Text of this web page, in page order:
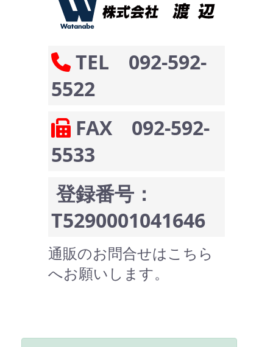
TEL 092-592-
5522
FAX 092-592-
5533
登録番号：
T5290001041646
通販のお問合せはこちら
へお願いします。